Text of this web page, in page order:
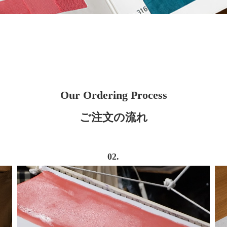
Our Ordering Process
ご注文の流れ
02.